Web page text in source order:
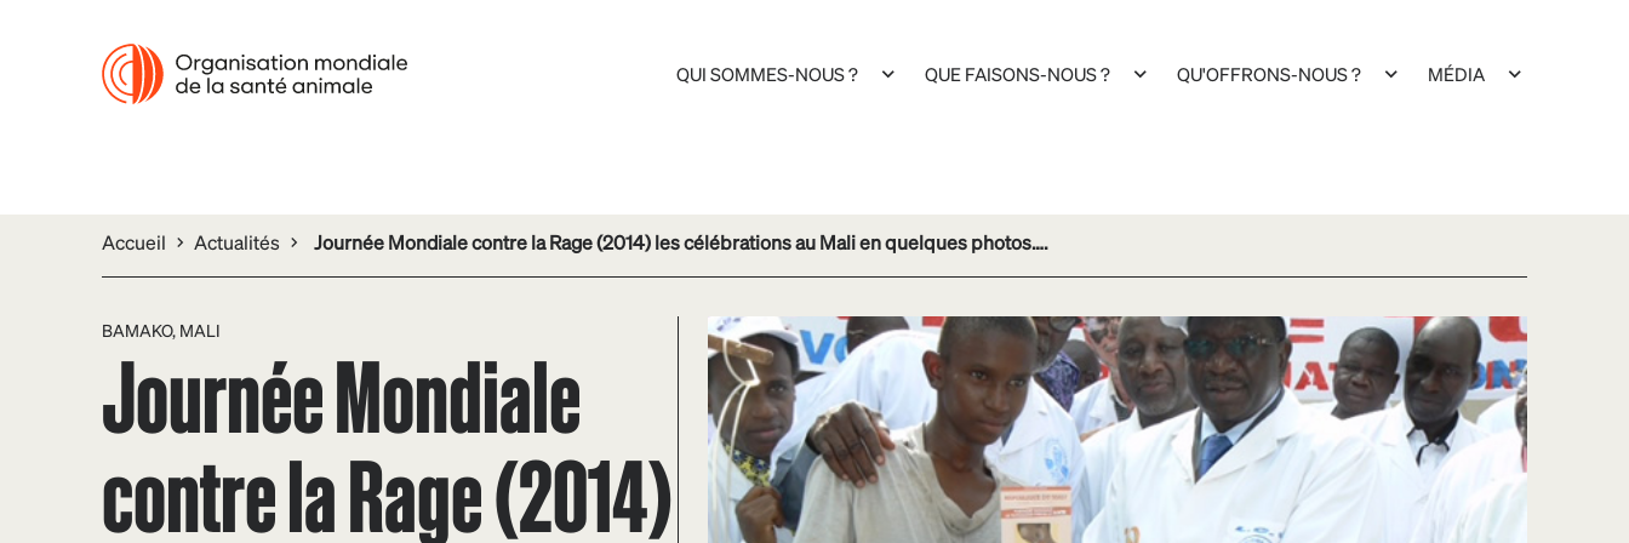
QUI SOMMES-NOUS ? QUE FAISONS-NOUS ? QU'OFFRONS-NOUS ? MÉDIA
Accueil Actualités Journée Mondiale contre la Rage (2014) les célébrations au Mali en quelques photos….
BAMAKO, MALI
Journée Mondiale
contre la Rage (2014)